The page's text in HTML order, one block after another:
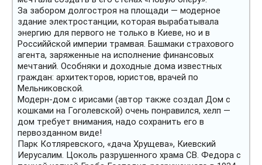
За забором долгостроя на площади — модерное
здание электростанции, которая вырабатывала
энергию для первого не только в Киеве, но и в
Российйской империи трамвая. Башмаки страхового
агента, заряженные на исполнение финансовых
мечтаний. Особняки и доходные дома известных
граждан: архитекторов, юристов, врачей по
Мельниковской.
Модерн-дом с ирисами (автор также создал Дом с
кошками на Гоголевской) очень понравился, хелп —
дом требует внимания, надо сохранить его в
первозданном виде!
Парк Котляревского, «дача Хрущева», Киевский
Иерусалим. Цоколь разрушенного храма СВ. Федора с